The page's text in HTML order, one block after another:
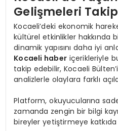
Gelişmeleri
Kocaeli’deki ekonomik
kültürel etkinlikler hakkında
dinamik yapısını daha iyi
Kocaeli haberiçerikleriyle
takip edebilir, Kocaeli
analizlerle olaylara farklı
Platform, okuyucularına
zamanda zengin bir bilgi
bireyler yetiştirmeye